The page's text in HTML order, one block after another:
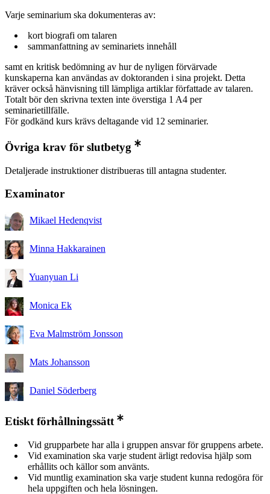
Varje seminarium ska dokumenteras av:
kort biografi om talaren
sammanfattning av seminariets innehåll
samt en kritisk bedömning av hur de nyligen förvärvade
kunskaperna kan användas av doktoranden i sina projekt. Detta
kräver också hänvisning till lämpliga artiklar författade av talaren.
Totalt bör den skrivna texten inte överstiga 1 A4 per
seminarietillfälle.
För godkänd kurs krävs deltagande vid 12 seminarier.
Övriga krav för slutbetyg
Detaljerade instruktioner distribueras till antagna studenter.
Examinator
Mikael Hedenqvist
Minna Hakkarainen
Yuanyuan Li
Monica Ek
Eva Malmström Jonsson
Mats Johansson
Daniel Söderberg
Etiskt förhållningssätt
Vid grupparbete har alla i gruppen ansvar för gruppens arbete.
Vid examination ska varje student ärligt redovisa hjälp som
erhållits och källor som använts.
Vid muntlig examination ska varje student kunna redogöra för
hela uppgiften och hela lösningen.